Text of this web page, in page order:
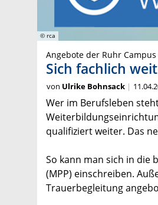
© rca
Angebote der Ruhr
Sich fachlich
von Ulrike Bohnsack
Wer im Berufsleben
qualifiziert weiter. Das
So kann man sich in die
(MPP) einschreiben.
Trauerbegleitung